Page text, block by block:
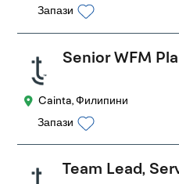
Запази
Senior WFM
Cainta, Филипини
Запази
Team Lead,